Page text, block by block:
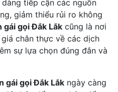
tiếp cận các nguồn
giảm thiểu rủi ro không
gái gọi Đắk Lắk cũng là nơi
chân thực về các dịch
sự lựa chọn đúng đắn và
gái gọi Đắk Lắk ngày càng